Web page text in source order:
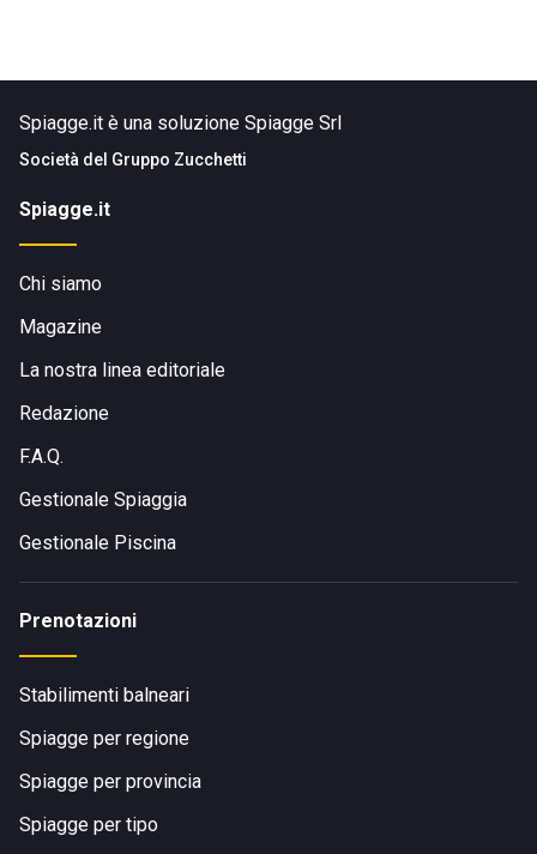
Spiagge.it è una soluzione Spiagge Srl
Società del Gruppo Zucchetti
Spiagge.it
Chi siamo
Magazine
La nostra linea editoriale
Redazione
F.A.Q.
Gestionale Spiaggia
Gestionale Piscina
Prenotazioni
Stabilimenti balneari
Spiagge per regione
Spiagge per provincia
Spiagge per tipo